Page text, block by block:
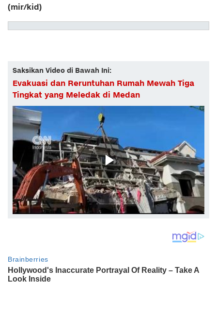
(mir/kid)
Saksikan Video di Bawah Ini:
Evakuasi dan Reruntuhan Rumah Mewah Tiga
Tingkat yang Meledak di Medan